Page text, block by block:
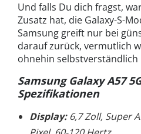
Und falls Du dich fragst,
Zusatz hat, die Galaxy-S-
Samsung greift nur bei
darauf zurück, vermutlich
ohnehin selbstverständlich
Samsung Galaxy A57
Spezifikationen
Display:6,7 Zoll, Super